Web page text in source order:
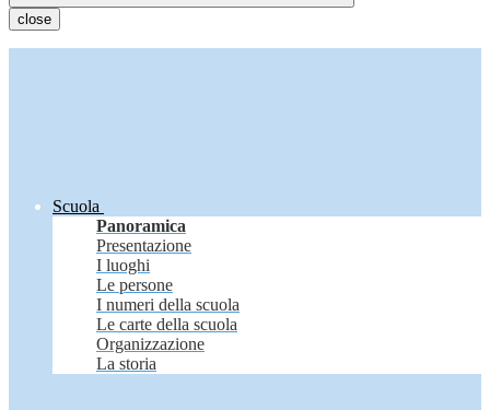
close
Scuola
Panoramica
Presentazione
I luoghi
Le persone
I numeri della scuola
Le carte della scuola
Organizzazione
La storia